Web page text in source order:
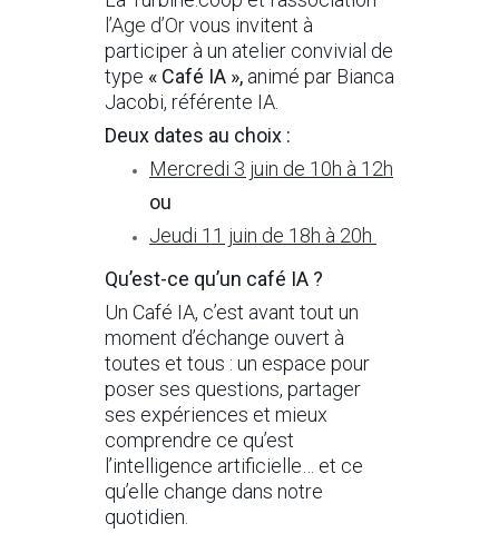
l’Age d’Orvous invitent à
participer à un atelier convivial de
type « Café IA », animé par Bianca
Jacobi, référente IA.
Deux dates au choix :
Mercredi 3 juin de 10h à 12h
ou
Jeudi 11 juin de 18h à 20h
Qu’est-ce qu’un café IA ?
Un Café IA, c’est avant tout un
moment d’échange ouvert à
toutes et tous : un espace pour
poser ses questions, partager
ses expériences et mieux
comprendre ce qu’est
l’intelligence artificielle… et ce
qu’elle change dans notre
quotidien.